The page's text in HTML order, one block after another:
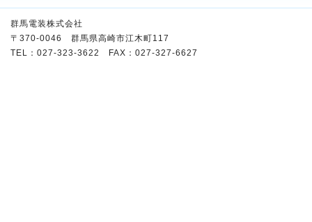
群馬電装株式会社
〒370-0046 群馬県高崎市江木町117
TEL： 027-323-3622 FAX：027-327-6627